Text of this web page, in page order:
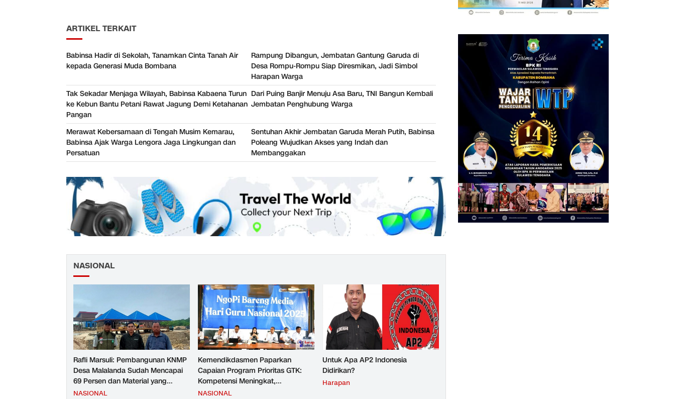
ARTIKEL TERKAIT
Babinsa Hadir di Sekolah, Tanamkan Cinta Tanah Air
kepada Generasi Muda Bombana
Rampung Dibangun, Jembatan Gantung Garuda di
Desa Rompu-Rompu Siap Diresmikan, Jadi Simbol
Harapan Warga
Tak Sekadar Menjaga Wilayah, Babinsa Kabaena Turun
ke Kebun Bantu Petani Rawat Jagung Demi Ketahanan
Pangan
Dari Puing Banjir Menuju Asa Baru, TNI Bangun Kembali
Jembatan Penghubung Warga
Merawat Kebersamaan di Tengah Musim Kemarau,
Babinsa Ajak Warga Lengora Jaga Lingkungan dan
Persatuan
Sentuhan Akhir Jembatan Garuda Merah Putih, Babinsa
Poleang Wujudkan Akses yang Indah dan
Membanggakan
NASIONAL
Rafli Marsuli: Pembangunan KNMP
Desa Malalanda Sudah Mencapai
69 Persen dan Material yang
Digunakan Sudah Sesuai Hasil Uji
NASIONAL
Kemendikdasmen Paparkan
Capaian Program Prioritas GTK:
Kompetensi Meningkat,
Kesejahteraan Guru Kian Diperkuat
NASIONAL
Untuk Apa AP2 Indonesia
Didirikan?
Harapan